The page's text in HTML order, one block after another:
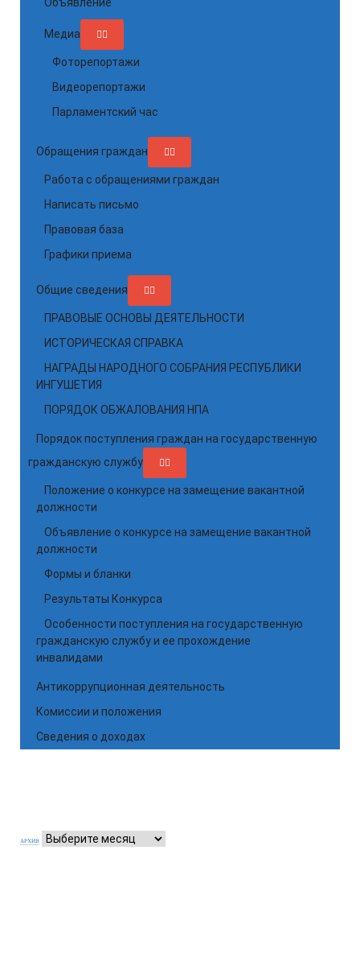
Медиа
Фоторепортажи
Видеорепортажи
Парламентский час
Обращения граждан
Работа с обращениями граждан
Написать письмо
Правовая база
Графики приема
Общие сведения
ПРАВОВЫЕ ОСНОВЫ ДЕЯТЕЛЬНОСТИ
ИСТОРИЧЕСКАЯ СПРАВКА
НАГРАДЫ НАРОДНОГО СОБРАНИЯ РЕСПУБЛИКИ
ИНГУШЕТИЯ
ПОРЯДОК ОБЖАЛОВАНИЯ НПА
Порядок поступления граждан на государственную
гражданскую службу
Положение о конкурсе на замещение вакантной
должности
Объявление о конкурсе на замещение вакантной
должности
Формы и бланки
Результаты Конкурса
Особенности поступления на государственную
гражданскую службу и ее прохождение
инвалидами
Антикоррупционная деятельность
Комиссии и положения
Сведения о доходах
АРХИВ